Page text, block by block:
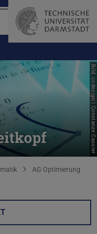
Bild: ccdesign | Constanze Cassier
AG Optimierung